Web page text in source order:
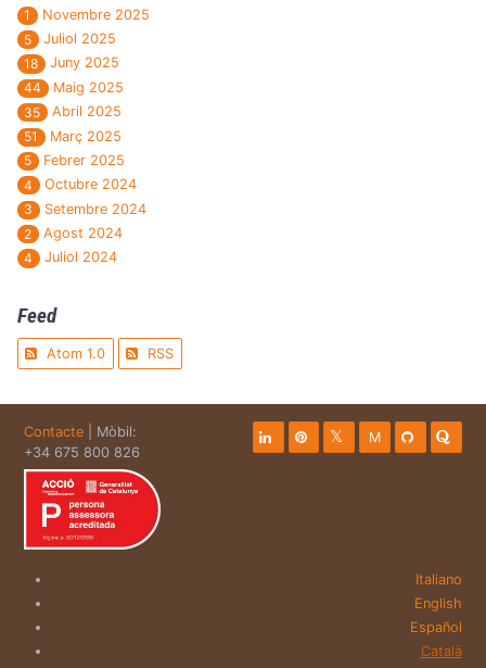
1
Novembre 2025
5
Juliol 2025
18
Juny 2025
44
Maig 2025
35
Abril 2025
51
Març 2025
5
Febrer 2025
4
Octubre 2024
3
Setembre 2024
2
Agost 2024
4
Juliol 2024
Feed
Atom 1.0 RSS
Contacte | Mòbil:
+34 675 800 826
M
Italiano
English
Español
Català